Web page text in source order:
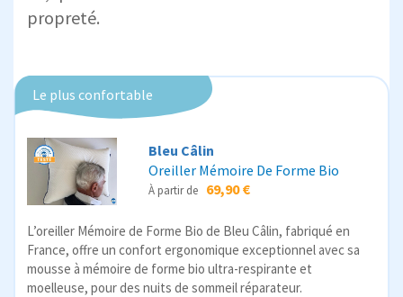
propreté.
Le plus confortable
Bleu Câlin
Oreiller Mémoire De Forme Bio
À partir de 69,90 €
L’oreiller Mémoire de Forme Bio de Bleu Câlin, fabriqué en
France, offre un confort ergonomique exceptionnel avec sa
mousse à mémoire de forme bio ultra-respirante et
moelleuse, pour des nuits de sommeil réparateur.